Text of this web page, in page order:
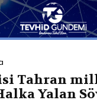
Tahran
Yalan